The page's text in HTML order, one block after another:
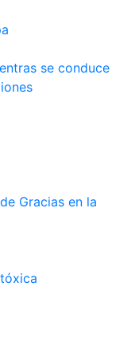
se conduce
Gracias en la